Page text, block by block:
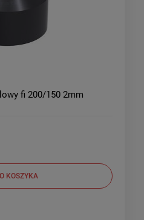
fi 200/150 2mm
KOSZYKA